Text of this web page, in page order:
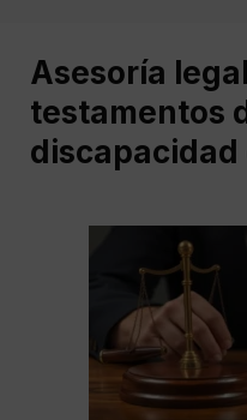
Asesoría
testamentos
discapacidad